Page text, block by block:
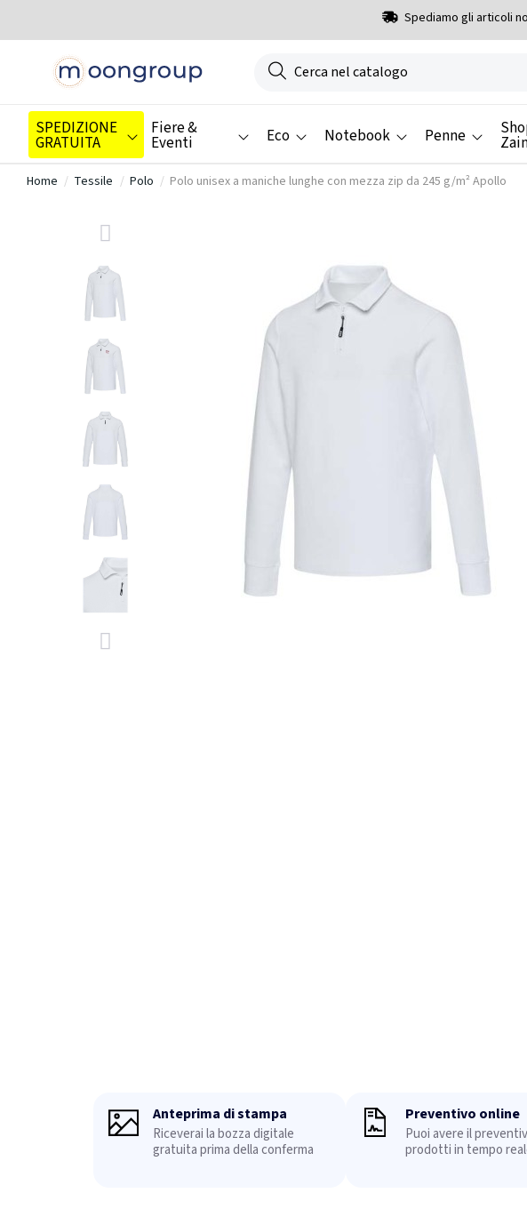
Spediamo gli articoli
SPEDIZIONE
GRATUITA
Fiere &
Eventi Eco Notebook Penne
Home Tessile Polo Polo unisex a maniche lunghe con mezza zip da 245 g/m² Apollo
Anteprima di stampa
Riceverai la bozza digitale
gratuita prima della conferma
Preventivo online
Puoi avere il
prodotti in tempo